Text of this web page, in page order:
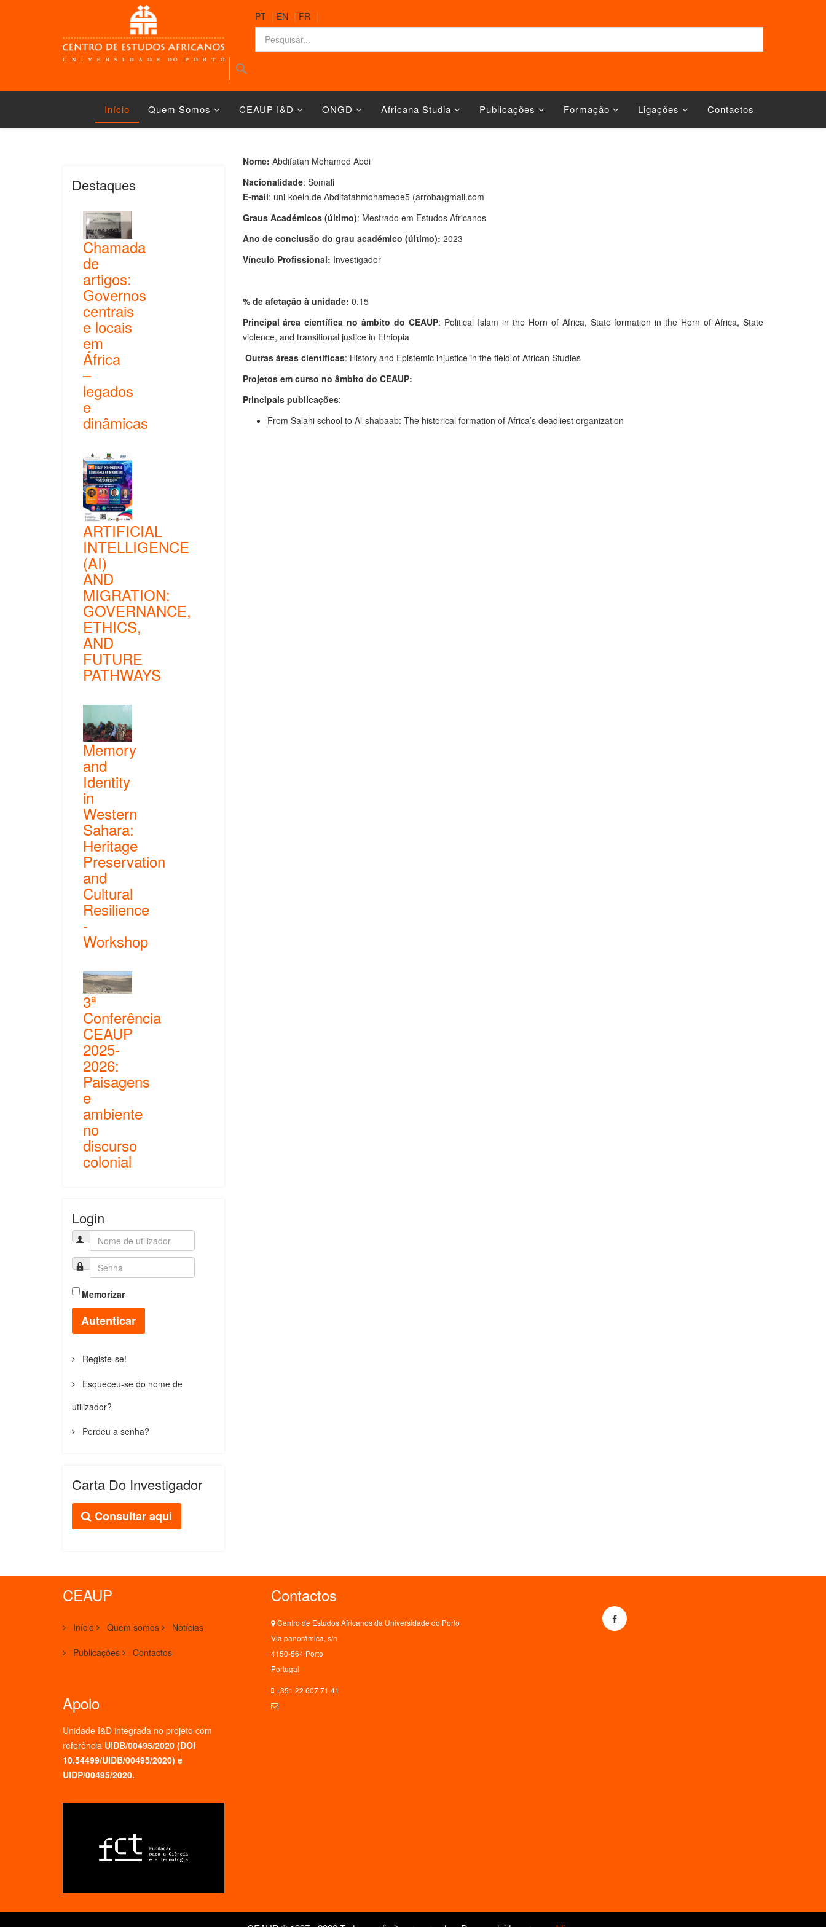
PT | EN | FR |
Início Quem Somos CEAUP I&D ONGD Africana Studia Publicações Formação Ligações Contactos
Destaques
Chamada
de
artigos:
Governos
centrais
e locais
em
África
–
legados
e
dinâmicas
ARTIFICIAL
INTELLIGENCE
(AI)
AND
MIGRATION:
GOVERNANCE,
ETHICS,
AND
FUTURE
PATHWAYS
Memory
and
Identity
in
Western
Sahara:
Heritage
Preservation
and
Cultural
Resilience
-
Workshop
3ª
Conferência
CEAUP
2025-
2026:
Paisagens
e
ambiente
no
discurso
colonial
Login
Memorizar
Autenticar
Registe-se!
Esqueceu-se do nome de
utilizador?
Perdeu a senha?
Carta Do Investigador
Consultar aqui
Nome: Abdifatah Mohamed Abdi
Nacionalidade: Somali
E-mail: uni-koeln.de Abdifatahmohamede5 (arroba)gmail.com
Graus Académicos (último): Mestrado em Estudos Africanos
Ano de conclusão do grau académico (último): 2023
Vínculo Profissional: Investigador
% de afetação à unidade: 0.15
Principal área científica no âmbito do CEAUP: Political Islam in the Horn of Africa, State formation in the Horn of Africa, State
violence, and transitional justice in Ethiopia
Outras áreas científicas: History and Epistemic injustice in the field of African Studies
Projetos em curso no âmbito do CEAUP:
Principais publicações:
From Salahi school to Al-shabaab: The historical formation of Africa’s deadliest organization
CEAUP
Início Quem somos Notícias
Publicações Contactos
Apoio
Unidade I&D integrada no projeto com
referência UIDB/00495/2020 (DOI
10.54499/UIDB/00495/2020) e
UIDP/00495/2020.
Contactos
Centro de Estudos Africanos da Universidade do Porto
Via panorâmica, s/n
4150-564 Porto
Portugal
+351 22 607 71 41